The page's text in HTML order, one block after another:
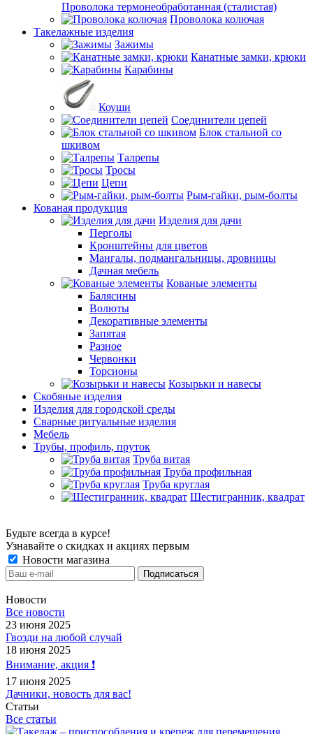
Проволока термонеобработанная (сталистая)
Проволока колючая
Такелажные изделия
Зажимы
Канатные замки, крюки
Карабины
Коуши
Соединители цепей
Блок стальной со
шкивом
Талрепы
Тросы
Цепи
Рым-гайки, рым-болты
Кованая продукция
Изделия для дачи
Перголы
Кронштейны для цветов
Мангалы, подмангальницы, дровницы
Дачная мебель
Кованые элементы
Балясины
Волюты
Декоративные элементы
Запятая
Разное
Червонки
Торсионы
Козырьки и навесы
Скобяные изделия
Изделия для городской среды
Сварные ритуальные изделия
Мебель
Трубы, профиль, пруток
Труба витая
Труба профильная
Труба круглая
Шестигранник, квадрат
Будьте всегда в курсе!
Узнавайте о скидках и акциях первым
Новости магазина
Новости
Все новости
23 июня 2025
Гвозди на любой случай
18 июня 2025
Внимание, акция ❗️
17 июня 2025
Дачники, новость для вас!
Статьи
Все статьи